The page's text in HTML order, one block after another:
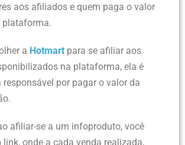
aos afiliados e quem paga o valor
plataforma.
a Hotmart para se afiliar aos
na plataforma, ela é
responsável por pagar o valor da
afiliar-se a um infoproduto, você
link, onde a cada venda realizada,